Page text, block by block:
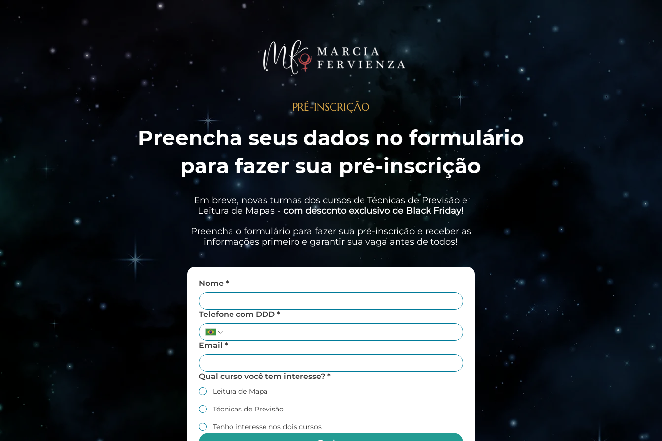
PRÉ-INSCRIÇÃO
Preencha seus dados no formulário
para fazer sua pré-inscrição
Em breve, novas turmas dos cursos de Técnicas de Previsão e
Leitura de Mapas - com desconto exclusivo de Black Friday!
Preencha o formulário para fazer sua pré-inscrição e receber as
informações primeiro e garantir sua vaga antes de todos!
Nome *
Telefone com DDD *
Email *
Qual curso você tem interesse? *
Leitura de Mapa
Técnicas de Previsão
Tenho interesse nos dois cursos